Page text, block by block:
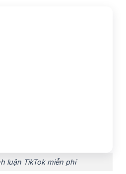
luận TikTok miễn phí